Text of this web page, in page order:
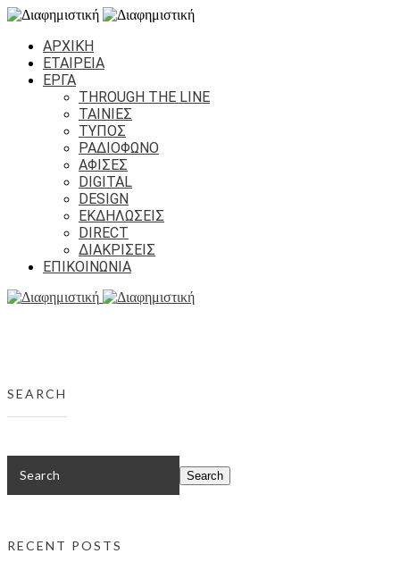
ΑΡΧΙΚΗ
ΕΤΑΙΡΕΙΑ
ΕΡΓΑ
THROUGH THE LINE
ΤΑΙΝΙΕΣ
ΤΥΠΟΣ
ΡΑΔΙΟΦΩΝΟ
ΑΦΙΣΕΣ
DIGITAL
DESIGN
ΕΚΔΗΛΩΣΕΙΣ
DIRECT
ΔΙΑΚΡΙΣΕΙΣ
ΕΠΙΚΟΙΝΩΝΙΑ
SEARCH
RECENT POSTS